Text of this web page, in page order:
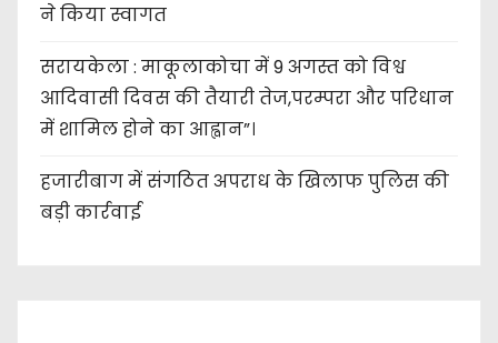
ने किया स्वागत
सरायकेला : माकूलाकोचा में 9 अगस्त को विश्व
आदिवासी दिवस की तैयारी तेज,परम्परा और परिधान
में शामिल होने का आह्वान”।
हजारीबाग में संगठित अपराध के खिलाफ पुलिस की
बड़ी कार्रवाई